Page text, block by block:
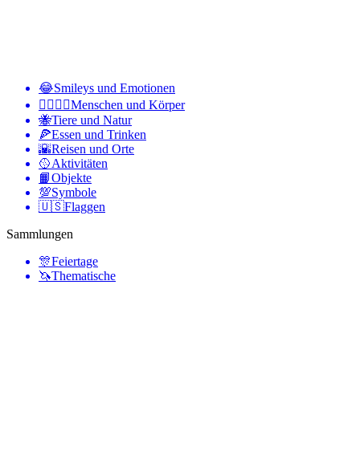
😂Smileys und Emotionen
👩‍❤️‍💋‍👨Menschen und Körper
🐝Tiere und Natur
🍕Essen und Trinken
🌇Reisen und Orte
🥎Aktivitäten
📙Objekte
💯Symbole
🇺🇸Flaggen
Sammlungen
🎊Feiertage
🦄Thematische